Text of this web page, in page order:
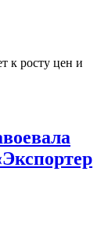
к росту цен и